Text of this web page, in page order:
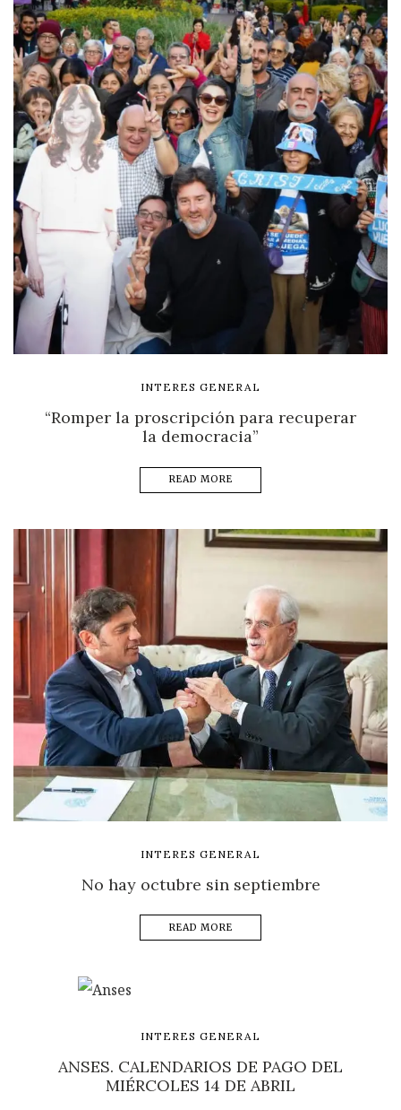
INTERES GENERAL
“Romper la proscripción para recuperar
la democracia”
READ MORE
INTERES GENERAL
No hay octubre sin septiembre
READ MORE
INTERES GENERAL
ANSES. CALENDARIOS DE PAGO DEL
MIÉRCOLES 14 DE ABRIL